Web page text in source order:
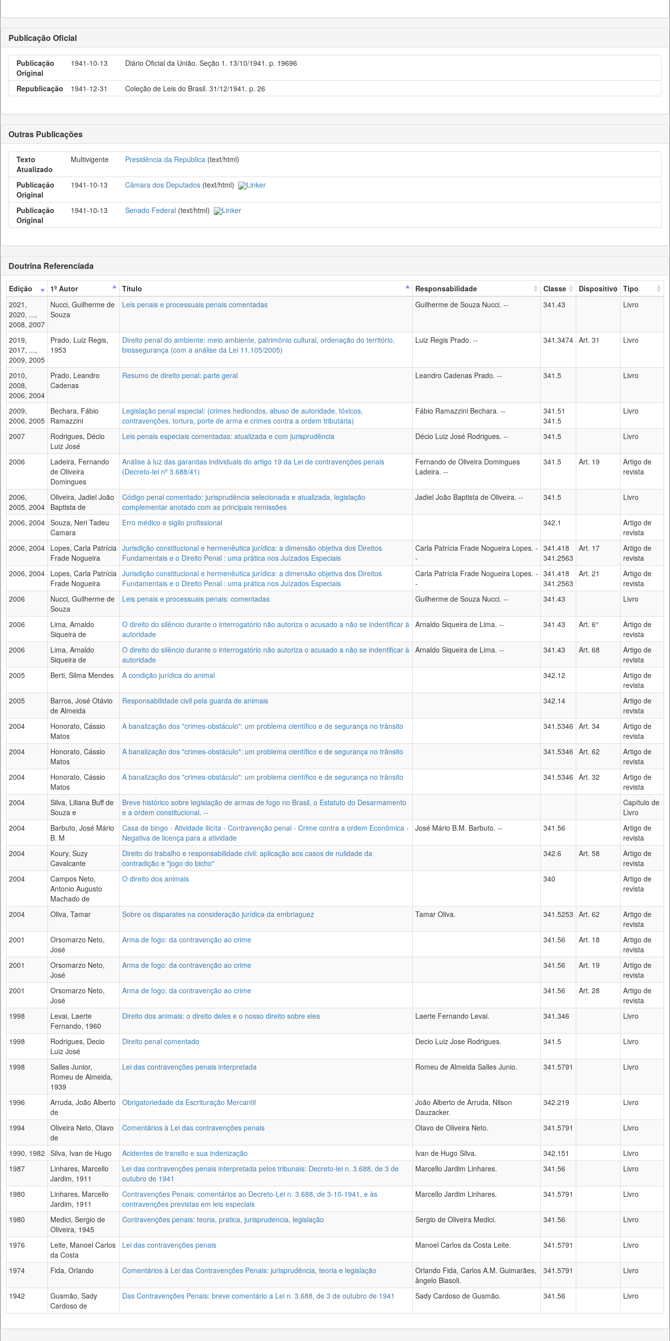
Publicação Oficial
Publicação
Original
1941-10-13 Diário Oficial da União. Seção 1. 13/10/1941. p. 19696
Republicação 1941-12-31 Coleção de Leis do Brasil. 31/12/1941. p. 26
Outras Publicações
Texto
Atualizado
Multivigente Presidência da República (text/html)
Publicação
Original
1941-10-13 Câmara dos Deputados (text/html) Linker
Publicação
Original
1941-10-13 Senado Federal (text/html) Linker
Doutrina Referenciada
Edição 1º Autor Título Responsabilidade Classe Dispositivo Tipo
2021,
2020, ...,
2008, 2007
Nucci, Guilherme de
Souza
Leis penais e processuais penais comentadas Guilherme de Souza Nucci. -- 341.43 Livro
2019,
2017, ...,
2009, 2005
Prado, Luiz Regis,
1953
Direito penal do ambiente: meio ambiente, patrimônio cultural, ordenação do território,
biossegurança (com a análise da Lei 11.105/2005)
Luiz Regis Prado. -- 341.3474 Art. 31 Livro
2010,
2008,
2006, 2004
Prado, Leandro
Cadenas
Resumo de direito penal: parte geral Leandro Cadenas Prado. -- 341.5 Livro
2009,
2006, 2005
Bechara, Fábio
Ramazzini
Legislação penal especial: (crimes hediondos, abuso de autoridade, tóxicos,
contravenções, tortura, porte de arma e crimes contra a ordem tributária)
Fábio Ramazzini Bechara. --
341.51
341.5
Livro
2007
Rodrigues, Décio
Luiz José
Leis penais especiais comentadas: atualizada e com jurisprudência Décio Luiz José Rodrigues. -- 341.5 Livro
2006
Ladeira, Fernando
de Oliveira
Domingues
Análise à luz das garantias individuais do artigo 19 da Lei de contravenções penais
(Decreto-lei nº 3.688/41)
Fernando de Oliveira Domingues
Ladeira. --
341.5 Art. 19
Artigo de
revista
2006,
2005, 2004
Oliveira, Jadiel João
Baptista de
Código penal comentado: jurisprudência selecionada e atualizada, legislação
complementar anotado com as principais remissões
Jadiel João Baptista de Oliveira. -- 341.5 Livro
2006, 2004 Souza, Neri Tadeu
Camara
Erro médico e sigilo profissional 342.1
Artigo de
revista
2006, 2004 Lopes, Carla Patrícia
Frade Nogueira
Jurisdição constitucional e hermenêutica jurídica: a dimensão objetiva dos Direitos
Fundamentais e o Direito Penal : uma prática nos Juízados Especiais
Carla Patrícia Frade Nogueira Lopes. -
-
341.418
341.2563
Art. 17
Artigo de
revista
2006, 2004 Lopes, Carla Patrícia
Frade Nogueira
Jurisdição constitucional e hermenêutica jurídica: a dimensão objetiva dos Direitos
Fundamentais e o Direito Penal : uma prática nos Juízados Especiais
Carla Patrícia Frade Nogueira Lopes. -
-
341.418
341.2563
Art. 21
Artigo de
revista
2006
Nucci, Guilherme de
Souza
Leis penais e processuais penais: comentadas Guilherme de Souza Nucci. -- 341.43 Livro
2006
Lima, Arnaldo
Siqueira de
O direito do silêncio durante o interrogatório não autoriza o acusado a não se indentificar à
autoridade
Arnaldo Siqueira de Lima. -- 341.43 Art. 6°
Artigo de
revista
2006
Lima, Arnaldo
Siqueira de
O direito do silêncio durante o interrogatório não autoriza o acusado a não se indentificar à
autoridade
Arnaldo Siqueira de Lima. -- 341.43 Art. 68
Artigo de
revista
2005
Berti, Silma Mendes A condição jurídica do animal 342.12
Artigo de
revista
2005
Barros, José Otávio
de Almeida
Responsabilidade civil pela guarda de animais 342.14
Artigo de
revista
2004
Honorato, Cássio
Matos
A banalização dos "crimes-obstáculo": um problema científico e de segurança no trânsito 341.5346 Art. 34
Artigo de
revista
2004
Honorato, Cássio
Matos
A banalização dos "crimes-obstáculo": um problema científico e de segurança no trânsito 341.5346 Art. 62
Artigo de
revista
2004
Honorato, Cássio
Matos
A banalização dos "crimes-obstáculo": um problema científico e de segurança no trânsito 341.5346 Art. 32
Artigo de
revista
2004
Silva, Liliana Buff de
Souza e
Breve histórico sobre legislação de armas de fogo no Brasil, o Estatuto do Desarmamento
e a ordem constitucional. --
Capítulo de
Livro
2004
Barbuto, José Mário
B. M
Casa de bingo - Atividade ilicíta - Contravenção penal - Crime contra a ordem Econômica -
Negativa de licença para a atividade
José Mário B.M. Barbuto. -- 341.56
Artigo de
revista
2004
Koury, Suzy
Cavalcante
Direito do trabalho e responsabilidade civil: aplicação aos casos de nulidade da
contradição e "jogo do bicho"
342.6 Art. 58
Artigo de
revista
2004
Campos Neto,
Antonio Augusto
Machado de
O direito dos animais 340
Artigo de
revista
2004 Oliva, Tamar Sobre os disparates na consideração jurídica da embriaguez Tamar Oliva. 341.5253 Art. 62
Artigo de
revista
2001
Orsomarzo Neto,
José
Arma de fogo: da contravenção ao crime 341.56 Art. 18
Artigo de
revista
2001
Orsomarzo Neto,
José
Arma de fogo: da contravenção ao crime 341.56 Art. 19
Artigo de
revista
2001
Orsomarzo Neto,
José
Arma de fogo: da contravenção ao crime 341.56 Art. 28
Artigo de
revista
1998
Levai, Laerte
Fernando, 1960
Direito dos animais: o direito deles e o nosso direito sobre eles Laerte Fernando Levai. 341.346 Livro
1998
Rodrigues, Decio
Luiz José
Direito penal comentado Decio Luiz Jose Rodrigues. 341.5 Livro
1998
Salles Junior,
Romeu de Almeida,
1939
Lei das contravenções penais interpretada Romeu de Almeida Salles Junio. 341.5791 Livro
1996
Arruda, João Alberto
de
Obrigatoriedade da Escrituração Mercantil
João Alberto de Arruda, Nilson
Dauzacker.
342.219 Livro
1994
Oliveira Neto, Olavo
de
Comentários à Lei das contravenções penais Olavo de Oliveira Neto. 341.5791 Livro
1990, 1982 Silva, Ivan de Hugo Acidentes de transito e sua indenização Ivan de Hugo Silva. 342.151
Livro
1987
Linhares, Marcello
Jardim, 1911
Lei das contravenções penais interpretada pelos tribunais: Decreto-lei n. 3.688, de 3 de
outubro de 1941
Marcello Jardim Linhares. 341.56 Livro
1980
Linhares, Marcello
Jardim, 1911
Contravenções Penais: comentários ao Decreto-Lei n. 3.688, de 3-10-1941, e às
contravenções previstas em leis especiais
Marcello Jardim Linhares. 341.5791 Livro
1980
Medici, Sergio de
Oliveira, 1945
Contravenções penais: teoria, pratica, jurisprudencia, legislação Sergio de Oliveira Medici. 341.56 Livro
1976
Leite, Manoel Carlos
da Costa
Lei das contravenções penais Manoel Carlos da Costa Leite. 341.5791 Livro
1974 Fida, Orlando Comentários à Lei das Contravenções Penais: jurisprudência, teoria e legislação
Orlando Fida, Carlos A.M. Guimarães,
ângelo Biasoli.
341.5791 Livro
1942
Gusmão, Sady
Cardoso de
Das Contravenções Penais: breve comentário a Lei n. 3.688, de 3 de outubro de 1941 Sady Cardoso de Gusmão. 341.56 Livro